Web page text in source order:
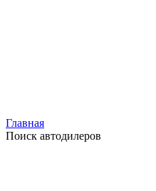
Главная
Поиск автодилеров